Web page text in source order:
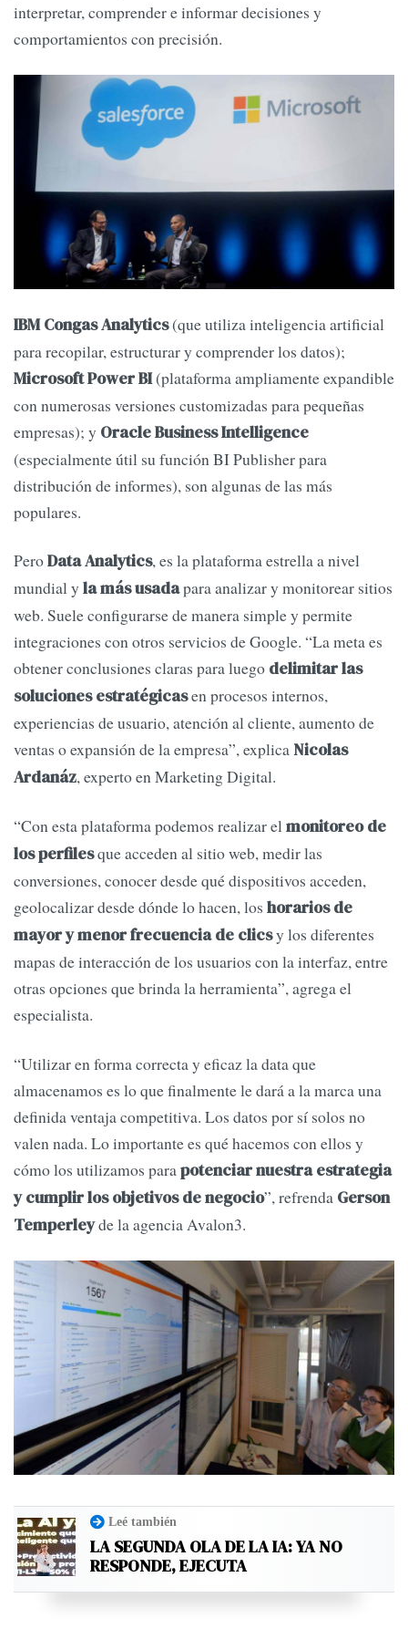
interpretar, comprender e informar decisiones y
comportamientos con precisión.
IBM Congas Analytics(que utiliza inteligencia artificial
para recopilar, estructurar y comprender los datos);
Microsoft Power BI(plataforma ampliamente expandible
con numerosas versiones customizadas para pequeñas
empresas); y Oracle Business Intelligence
(especialmente útil su función BI Publisher para
distribución de informes), son algunas de las más
populares.
PeroData Analytics, es la plataforma estrella a nivel
mundial y la más usadapara analizar y monitorear sitios
web. Suele configurarse de manera simple y permite
integraciones con otros servicios de Google. “La meta es
obtener conclusiones claras para luego delimitar las
soluciones estratégicasen procesos internos,
experiencias de usuario, atención al cliente, aumento de
ventas o expansión de la empresa”, explicaNicolas
Ardanáz, experto en Marketing Digital.
“Con esta plataforma podemos realizar elmonitoreo de
los perfilesque acceden al sitio web, medir las
conversiones, conocer desde qué dispositivos acceden,
geolocalizar desde dónde lo hacen, los horarios de
mayor y menor frecuencia de clicsy los diferentes
mapas de interacción de los usuarios con la interfaz, entre
otras opciones que brinda la herramienta”, agrega el
especialista.
“Utilizar en forma correcta y eficaz la data que
almacenamos es lo que finalmente le dará a la marca una
definida ventaja competitiva. Los datos por sí solos no
valen nada. Lo importante es qué hacemos con ellos y
cómo los utilizamos parapotenciar nuestra estrategia
y cumplir los objetivos de negocio”, refrenda Gerson
Temperleyde la agencia Avalon3.
Leé también
LA SEGUNDA OLA DE LA IA: YA NO
RESPONDE, EJECUTA